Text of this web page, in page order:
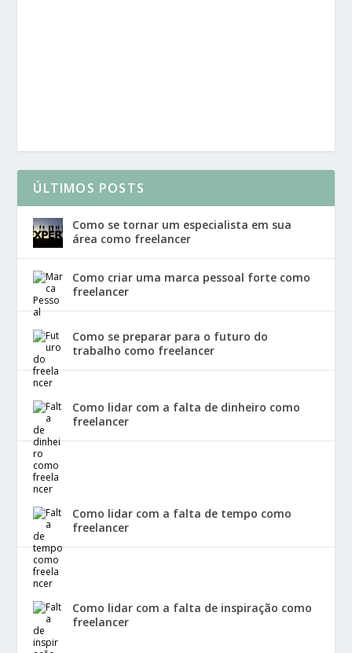
ÚLTIMOS POSTS
Como se tornar um especialista em sua
área como freelancer
Como criar uma marca pessoal forte como
freelancer
Como se preparar para o futuro do
trabalho como freelancer
Como lidar com a falta de dinheiro como
freelancer
Como lidar com a falta de tempo como
freelancer
Como lidar com a falta de inspiração como
freelancer